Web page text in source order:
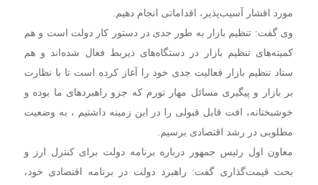
مورد اقشار آسیب‌پذیر، اقداماتی انجام دهیم.
وی گفت: تنظیم بازار به طور جدی در دستور کار دولت است و هم
کمیته‌های تنظیم بازار در دستگاه‌های ذیربط فعال شده‌اند و هم
ستاد تنظیم بازار فعالیت جدی خود را آغاز کرده است تا با نظارت
بر بازار و پیگیری مسائل مهار تورم که جزو راهبردهای ما بوده و
خوشبختانه، افت قابل قبولی را در این زمینه داشتیم ، به وضعیت
مطلوبی در رشد اقتصادی برسیم.
معاون اول رئیس جمهور درباره برنامه دولت برای کنترل ارز و
بحث قیمت‌گذاری گفت: راهبرد دولت در برنامه اقتصادی خود،